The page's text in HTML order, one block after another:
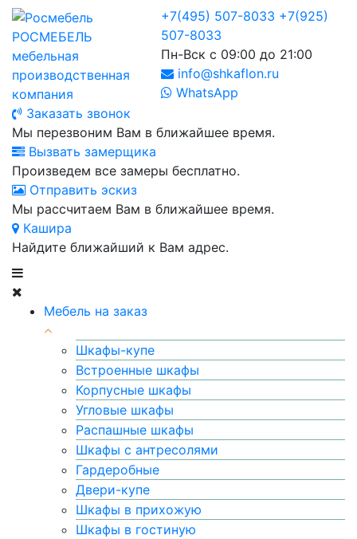
РОСМЕБЕЛЬ
мебельная
производственная
компания
+7(495) 507-8033 +7(925)
507-8033
Пн-Вск с 09:00 до 21:00
info@shkaflon.ru
WhatsApp
Заказать звонок
Мы перезвоним Вам в ближайшее время.
Вызвать замерщика
Произведем все замеры бесплатно.
Отправить эскиз
Мы рассчитаем Вам в ближайшее время.
Кашира
Найдите ближайший к Вам адрес.
Мебель на заказ
Шкафы-купе
Встроенные шкафы
Корпусные шкафы
Угловые шкафы
Распашные шкафы
Шкафы с антресолями
Гардеробные
Двери-купе
Шкафы в прихожую
Шкафы в гостиную